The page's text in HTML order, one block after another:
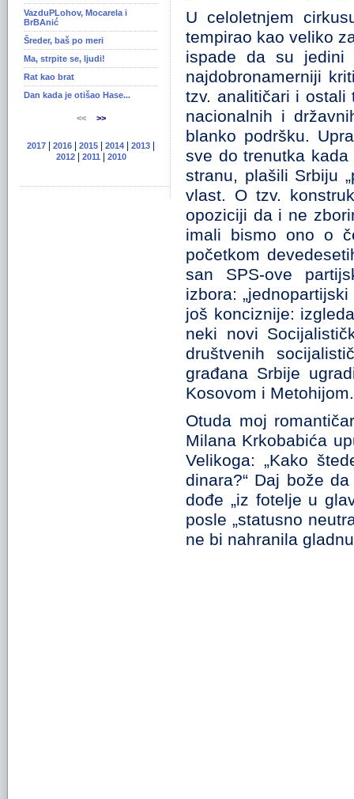
VazduPLohov, Mocarela i
BrBAnić
Šreder, baš po meri
Ma, strpite se, ljudi!
Rat kao brat
Dan kada je otišao Hase...
<< >>
2017 2016 2015 2014 2013
2012| 2011| 2010
U celoletnjem
tempirao kao veliko
ispade da su jedini
najdobronamerniji
tzv. analitičari i ostali
nacionalnih i
blanko podršku.
sve do trenutka
stranu, plašili Srbiju
vlast. O tzv.
opoziciji da i ne
imali bismo ono o
početkom
san SPS-ove
izbora:
još konciznije:
neki novi
društvenih
građana Srbije
Kosovom i Metohijom.
Otuda moj
Milana Krkobabića
Velikoga: „Kako
dinara?“ Daj bože
dođe „iz fotelje u
posle „statusno
ne bi nahranila